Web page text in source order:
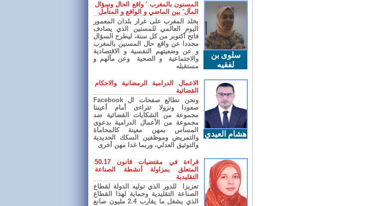
سلوى بن
لفقيه
المسنون بالمغرب ' واقع الحال وسؤال
المآل' بين الماضي و الواقع و المتأمل
يخلد المغرب على غرار بلدان المعمور
اليوم العالمي للمسنين الذي يصادف
فاتح أكتوبر من كل سنة، ليطرح السؤال
مجددا عن واقع حال المسنين بالمغرب
و عن وضعيتهم النفسية و الاقتصادية
والاجتماعية و الصحية وعن مآلهم و
مستقبله
هشام العيدي
الاعمال الدرامية الرمضانية والاحكام
القضائية
ونحن نطالع صفحات ال Facebook
صعودا ونزولا تتراءى أمام أعيننا
مجموعة من الشكايات القضائية ضد
مجموعة من الأعمال الدرامية بدعوى
المساس بمهن معينة كالمحاماة
والتمريض وموظفين السكك الحديدية
والتوثيق العدلي، وربما غدا مهن أخرى
قراءة في مقتضيات قانون 50.17
المتعلق بمزاولة أنشطة الصناعة
التقليدية
تعزيزا للدور الذي توليه الدولة لقطاع
الصناعة التقليدية وحماية لهذا القطاع
الذي يشغل ما يقارب 2.4 مليون صانع